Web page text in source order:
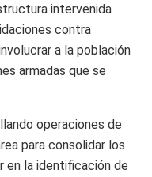
intervenida
contra
a la población
armadas que se
operaciones de
para consolidar los
en la identificación de